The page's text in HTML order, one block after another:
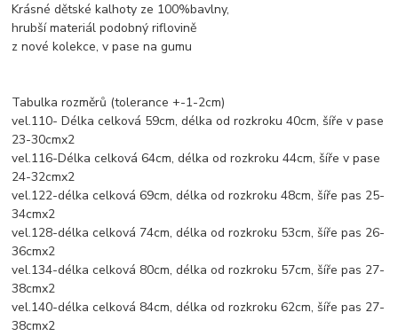
Krásné dětské kalhoty ze 100%bavlny,
hrubší materiál podobný riflovině
z nové kolekce, v pase na gumu
Tabulka rozměrů (tolerance +-1-2cm)
vel.110- Délka celková 59cm, délka od rozkroku 40cm, šíře v pase
23-30cmx2
vel.116-Délka celková 64cm, délka od rozkroku 44cm, šíře v pase
24-32cmx2
vel.122-délka celková 69cm, délka od rozkroku 48cm, šíře pas 25-
34cmx2
vel.128-délka celková 74cm, délka od rozkroku 53cm, šíře pas 26-
36cmx2
vel.134-délka celková 80cm, délka od rozkroku 57cm, šíře pas 27-
38cmx2
vel.140-délka celková 84cm, délka od rozkroku 62cm, šíře pas 27-
38cmx2